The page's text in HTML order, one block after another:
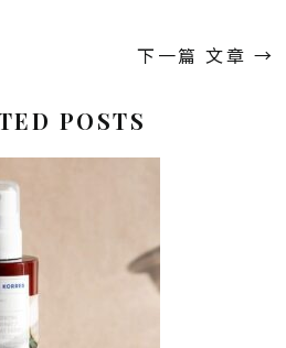
下一篇 文章 →
POSTS